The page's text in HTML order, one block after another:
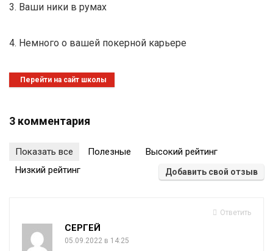
3. Ваши ники в румах
4. Немного о вашей покерной карьере
Перейти на сайт школы
3 комментария
Показать все Полезные
Высокий рейтинг
Низкий рейтинг
Добавить свой отзыв
Ответить
СЕРГЕЙ
05.09.2022 в 14:25